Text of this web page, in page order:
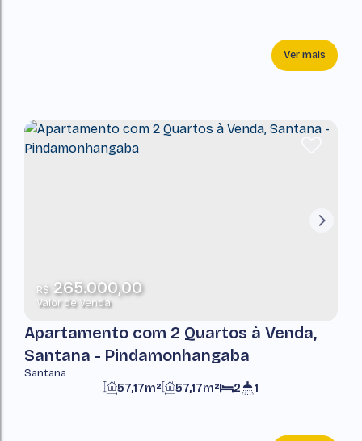
Ver mais
R$265.000,00
Valor de Venda
Apartamento com 2 Quartos à Venda,
Santana - Pindamonhangaba
Santana
2 1
57,17m² 57,17m²